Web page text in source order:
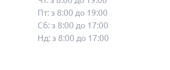
Пт: з 8:00 до 19:00
Сб: з 8:00 до 17:00
Нд: з 8:00 до 17:00